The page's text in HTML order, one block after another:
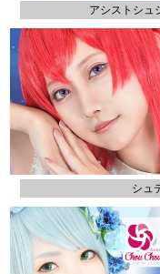
アシストシュ
シュ